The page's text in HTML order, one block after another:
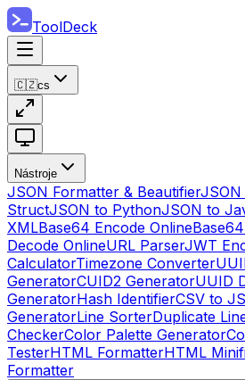
ToolDeck
🇨🇿cs
Nástroje
JSON Formatter & BeautifierJSON
StructJSON to PythonJSON to
XMLBase64 Encode Online
Decode OnlineURL ParserJWT
CalculatorTimezone Converter
GeneratorCUID2 GeneratorUUID
GeneratorHash IdentifierCSV to
GeneratorLine SorterDuplicate
CheckerColor Palette Generator
TesterHTML FormatterHTML
Formatter